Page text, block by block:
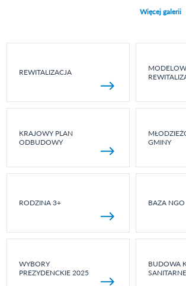
Więcej galerii
REWITALIZACJA
KRAJOWY PLAN
ODBUDOWY
GMINY
RODZINA 3+ BAZA NGO
WYBORY
PREZYDENCKIE 2025
BUDOWA